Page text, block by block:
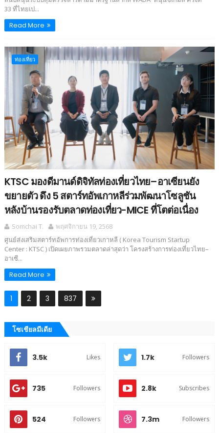
33 ที่ไทยเป...
Read More
ท่องเที่ยว
KTSC มองดีมานด์ดิจิทัลท่องเที่ยวไทย–อาเซียนยัง
ขยายตัว ดึง 5 สตาร์ทอัพเกาหลีร่วมพัฒนาโซลูชัน
หลังบ้านรองรับตลาดท่องเที่ยว-MICE ที่โตต่อเนื่อง
Somchai T.
พฤศจิกายน 19, 2568
ศูนย์ส่งเสริมสตาร์ทอัพการท่องเที่ยวเกาหลี ( Korea Tourism Startup
Center : KTSC ) เปิดเผยภาพรวมตลาดล่าสุดว่า โครงสร้างการท่องเที่ยวไทย–
อาเซี...
Read More
1 2 3 837
โซเชียลมีเดีย
3.5k Likes 1.7k Followers
735 Followers 2.8k Subscribes
524 Followers 7.3m Followers